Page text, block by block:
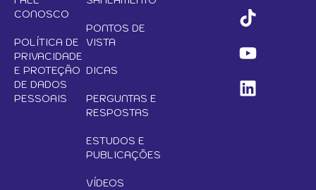
CONOSCO
POLÍTICA DE
PRIVACIDADE
E PROTEÇÃO
DE DADOS
PESSOAIS
PONTOS DE
VISTA
DICAS
PERGUNTAS E
RESPOSTAS
ESTUDOS E
PUBLICAÇÕES
VÍDEOS